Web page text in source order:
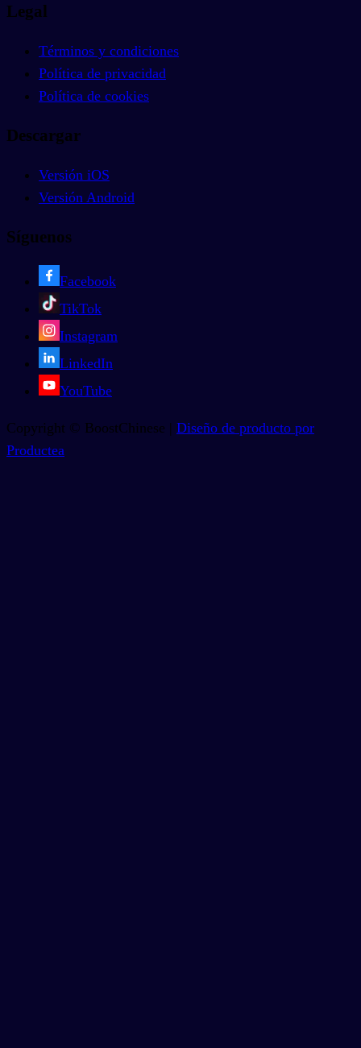
Legal
Términos y condiciones
Política de privacidad
Política de cookies
Descargar
Versión iOS
Versión Android
Síguenos
Facebook
TikTok
Instagram
LinkedIn
YouTube
Copyright © BoostChinese | Diseño de producto por
Productea